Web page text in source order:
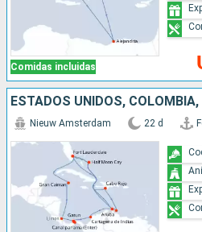
Comidas incluidas
Nieuw Amsterdam 22 d